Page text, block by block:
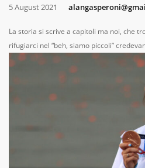
5 August 2021
La storia si scrive a capitoli ma noi, che
rifugiarci nel “beh, siamo piccoli”